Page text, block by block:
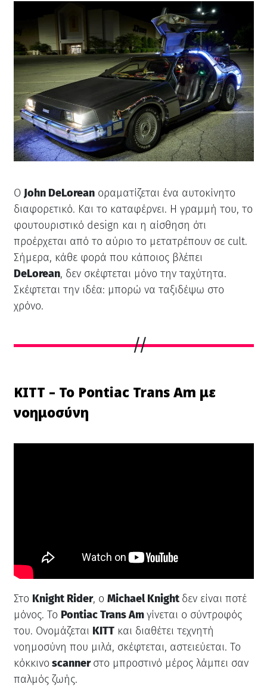
Ο John DeLoreanοραματίζεται ένα αυτοκίνητο
διαφορετικό. Και το καταφέρνει. Η γραμμή του, το
φουτουριστικό design και η αίσθηση ότι
προέρχεται από το αύριο το μετατρέπουν σε cult.
Σήμερα, κάθε φορά που κάποιος βλέπει
DeLorean, δεν σκέφτεται μόνο την ταχύτητα.
Σκέφτεται την ιδέα: μπορώ να ταξιδέψω στο
χρόνο.
KITT – Το Pontiac Trans Am με
νοημοσύνη
Στο Knight Rider, ο Michael Knight δεν είναι ποτέ
μόνος. Το Pontiac Trans Amγίνεται ο σύντροφός
του. Ονομάζεται KITTκαι διαθέτει τεχνητή
νοημοσύνη που μιλά, σκέφτεται, αστειεύεται. Το
κόκκινο scannerστο μπροστινό μέρος λάμπει σαν
παλμός ζωής.